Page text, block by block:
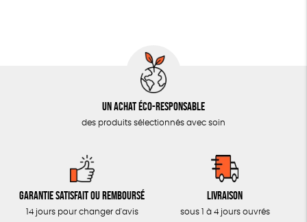
CUISINE / NUTRITION
ACCESSOIRES
Un achat éco-responsable
des produits sélectionnés avec soin
Garantie satisfait ou remboursé
14 jours pour changer d'avis
Livraison
sous 1 à 4 jours ouvrés